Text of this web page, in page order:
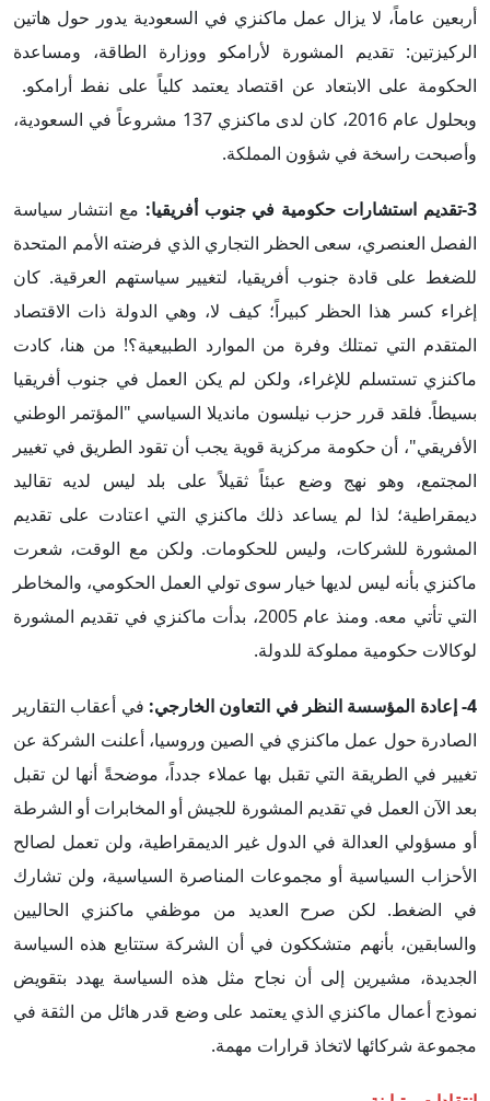
أربعين عاماً، لا يزال عمل ماكنزي في السعودية يدور حول هاتين
الركيزتين: تقديم المشورة لأرامكو ووزارة الطاقة، ومساعدة
الحكومة على الابتعاد عن اقتصاد يعتمد كلياً على نفط أرامكو.
وبحلول عام 2016، كان لدى ماكنزي 137 مشروعاً في السعودية،
وأصبحت راسخة في شؤون المملكة.
3-تقديم استشارات حكومية في جنوب أفريقيا:
مع انتشار سياسة
الفصل العنصري، سعى الحظر التجاري الذي فرضته الأمم المتحدة
للضغط على قادة جنوب أفريقيا، لتغيير سياستهم العرقية. كان
إغراء كسر هذا الحظر كبيراً؛ كيف لا، وهي الدولة ذات الاقتصاد
المتقدم التي تمتلك وفرة من الموارد الطبيعية؟! من هنا، كادت
ماكنزي تستسلم للإغراء، ولكن لم يكن العمل في جنوب أفريقيا
بسيطاً. فلقد قرر حزب نيلسون مانديلا السياسي "المؤتمر الوطني
الأفريقي"، أن حكومة مركزية قوية يجب أن تقود الطريق في تغيير
المجتمع، وهو نهج وضع عبئاً ثقيلاً على بلد ليس لديه تقاليد
ديمقراطية؛ لذا لم يساعد ذلك ماكنزي التي اعتادت على تقديم
المشورة للشركات، وليس للحكومات. ولكن مع الوقت، شعرت
ماكنزي بأنه ليس لديها خيار سوى تولي العمل الحكومي، والمخاطر
التي تأتي معه. ومنذ عام 2005، بدأت ماكنزي في تقديم المشورة
لوكالات حكومية مملوكة للدولة.
4- إعادة المؤسسة النظر في التعاون الخارجي:
في أعقاب التقارير
الصادرة حول عمل ماكنزي في الصين وروسيا، أعلنت الشركة عن
تغيير في الطريقة التي تقبل بها عملاء جدداً، موضحةً أنها لن تقبل
بعد الآن العمل في تقديم المشورة للجيش أو المخابرات أو الشرطة
أو مسؤولي العدالة في الدول غير الديمقراطية، ولن تعمل لصالح
الأحزاب السياسية أو مجموعات المناصرة السياسية، ولن تشارك
في الضغط. لكن صرح العديد من موظفي ماكنزي الحاليين
والسابقين، بأنهم متشككون في أن الشركة ستتابع هذه السياسة
الجديدة، مشيرين إلى أن نجاح مثل هذه السياسة يهدد بتقويض
نموذج أعمال ماكنزي الذي يعتمد على وضع قدر هائل من الثقة في
مجموعة شركائها لاتخاذ قرارات مهمة.